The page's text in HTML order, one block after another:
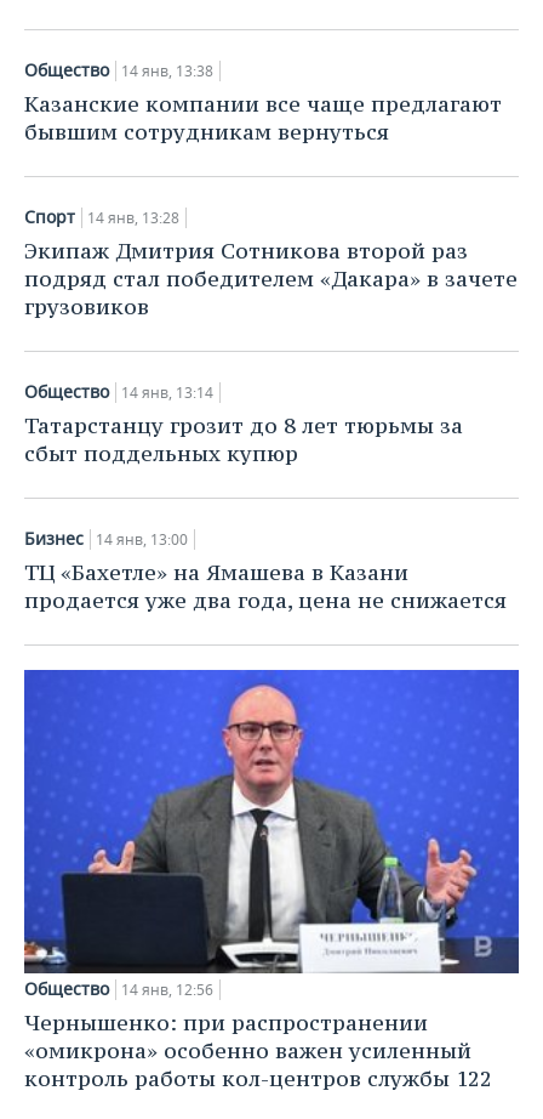
Общество 14 янв, 13:38
Казанские компании все чаще предлагают
бывшим сотрудникам вернуться
Спорт 14 янв, 13:28
Экипаж Дмитрия Сотникова второй раз
подряд стал победителем «Дакара» в зачете
грузовиков
Общество 14 янв, 13:14
Татарстанцу грозит до 8 лет тюрьмы за
сбыт поддельных купюр
Бизнес 14 янв, 13:00
ТЦ «Бахетле» на Ямашева в Казани
продается уже два года, цена не снижается
Общество 14 янв, 12:56
Чернышенко: при распространении
«омикрона» особенно важен усиленный
контроль работы кол-центров службы 122